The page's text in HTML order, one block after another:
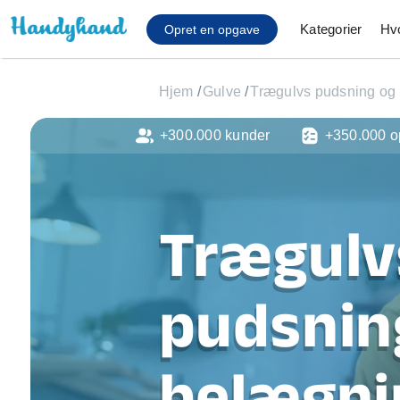
Opret en opgave Kategorier
Affaldsfjernelse
Flyttehjælp
Gulvlaminering
Hårde hvidevare
Hjælp til mobil, pc,
Installation af ildsted
Møbelsamling og
Ophængning af
Hjem /Gulve /Trægulvs pudsning
+300.000 kunder +350.000